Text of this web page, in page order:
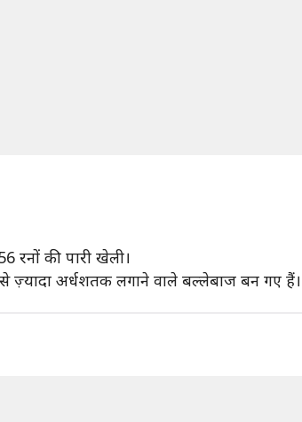
की पारी खेली।
अर्धशतक लगाने वाले बल्लेबाज बन गए हैं।